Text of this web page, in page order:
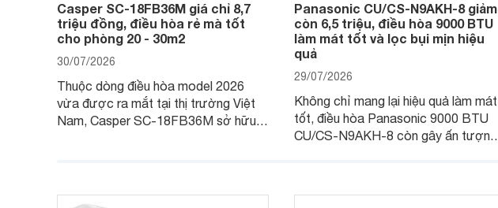
Casper SC-18FB36M giá chỉ 8,7
triệu đồng, điều hòa rẻ mà tốt
cho phòng 20 - 30m2
30/07/2026
Thuộc dòng điều hòa model 2026
vừa được ra mắt tại thị trường Việt
Nam, Casper SC-18FB36M sở hữu
Panasonic CU/CS-N9AKH-8 giảm
còn 6,5 triệu, điều hòa 9000 BTU
làm mát tốt và lọc bụi mịn hiệu
quả
29/07/2026
Không chỉ mang lại hiệu quả làm mát
tốt, điều hòa Panasonic 9000 BTU
CU/CS-N9AKH-8 còn gây ấn tượng